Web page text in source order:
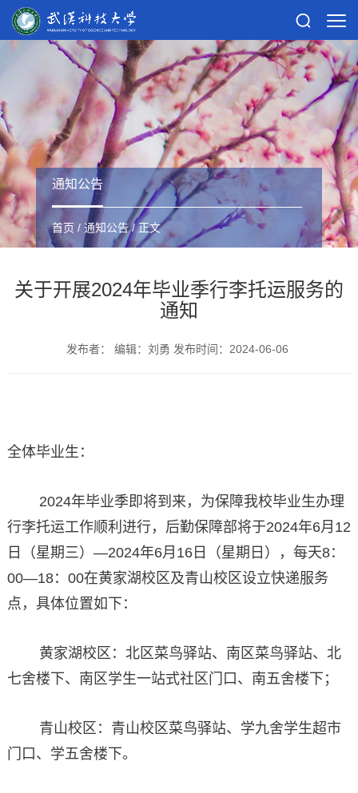
通知公告
首页 / 通知公告/ 正文
关于开展2024年毕业季行李托运服务的
通知
发布者： 编辑：刘勇 发布时间：2024-06-06
全体毕业生：
2024年毕业季即将到来，为保障我校毕业生办理
行李托运工作顺利进行，后勤保障部将于2024年6月12
日（星期三）—2024年6月16日（星期日），每天8：
00—18：00在黄家湖校区及青山校区设立快递服务
点，具体位置如下：
黄家湖校区：北区菜鸟驿站、南区菜鸟驿站、北
七舍楼下、南区学生一站式社区门口、南五舍楼下；
青山校区：青山校区菜鸟驿站、学九舍学生超市
门口、学五舍楼下。